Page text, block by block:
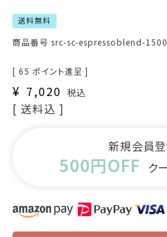
送料無料
商品番号 src-sc-espressoblend-
[ 65 ポイント進呈 ]
¥ 7,020 税込
送料込
新規会員
500円OFF ク